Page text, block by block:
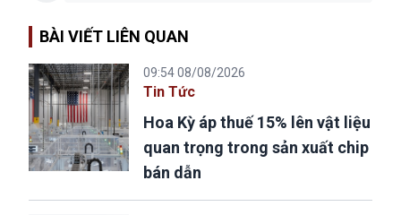
BÀI VIẾT LIÊN QUAN
09:54 08/08/2026
Tin Tức
Hoa Kỳ áp thuế 15% lên vật liệu
quan trọng trong sản xuất chip
bán dẫn